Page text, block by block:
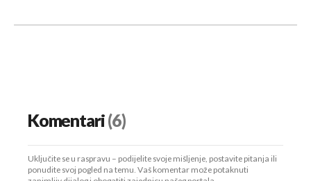
Komentari(6)
Uključite se u raspravu – podijelite svoje mišljenje, postavite pitanja ili
ponudite svoj pogled na temu. Vaš komentar može potaknuti